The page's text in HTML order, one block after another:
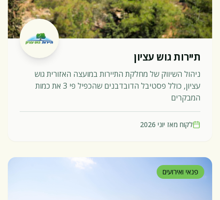
תיירות גוש עציון
ניהול השיווק של מחלקת התיירות במועצה האזורית גוש
עציון, כולל פסטיבל הדובדבנים שהכפיל פי 3 את כמות
המבקרים
לקוח מאז יוני 2026
פנאי ואירועים